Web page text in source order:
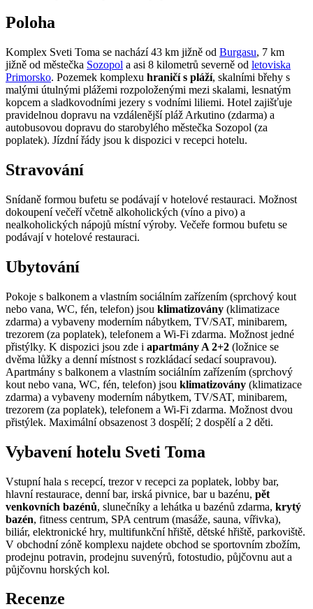
Poloha
Komplex Sveti Toma se nachází 43 km jižně od Burgasu, 7 km
jižně od městečka Sozopol a asi 8 kilometrů severně od letoviska
Primorsko. Pozemek komplexu hraničí s pláží, skalními břehy s
malými útulnými plážemi rozpoloženými mezi skalami, lesnatým
kopcem a sladkovodními jezery s vodními liliemi. Hotel zajišťuje
pravidelnou dopravu na vzdálenější pláž Arkutino (zdarma) a
autobusovou dopravu do starobylého městečka Sozopol (za
poplatek). Jízdní řády jsou k dispozici v recepci hotelu.
Stravování
Snídaně formou bufetu se podávají v hotelové restauraci. Možnost
dokoupení večeří včetně alkoholických (víno a pivo) a
nealkoholických nápojů místní výroby. Večeře formou bufetu se
podávají v hotelové restauraci.
Ubytování
Pokoje s balkonem a vlastním sociálním zařízením (sprchový kout
nebo vana, WC, fén, telefon) jsou klimatizovány (klimatizace
zdarma) a vybaveny moderním nábytkem, TV/SAT, minibarem,
trezorem (za poplatek), telefonem a Wi-Fi zdarma. Možnost jedné
přistýlky. K dispozici jsou zde i apartmány A 2+2 (ložnice se
dvěma lůžky a denní místnost s rozkládací sedací soupravou).
Apartmány s balkonem a vlastním sociálním zařízením (sprchový
kout nebo vana, WC, fén, telefon) jsou klimatizovány (klimatizace
zdarma) a vybaveny moderním nábytkem, TV/SAT, minibarem,
trezorem (za poplatek), telefonem a Wi-Fi zdarma. Možnost dvou
přistýlek. Maximální obsazenost 3 dospělí; 2 dospělí a 2 děti.
Vybavení hotelu Sveti Toma
Vstupní hala s recepcí, trezor v recepci za poplatek, lobby bar,
hlavní restaurace, denní bar, irská pivnice, bar u bazénu, pět
venkovních bazénů, slunečníky a lehátka u bazénů zdarma, krytý
bazén, fitness centrum, SPA centrum (masáže, sauna, vířivka),
biliár, elektronické hry, multifunkční hřiště, dětské hřiště, parkoviště.
V obchodní zóně komplexu najdete obchod se sportovním zbožím,
prodejnu potravin, prodejnu suvenýrů, fotostudio, půjčovnu aut a
půjčovnu horských kol.
Recenze